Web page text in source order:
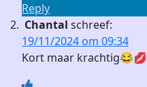
Reply
Chantal schreef:
19/11/2024 om 09:34
Kort maar krachtig😂💋